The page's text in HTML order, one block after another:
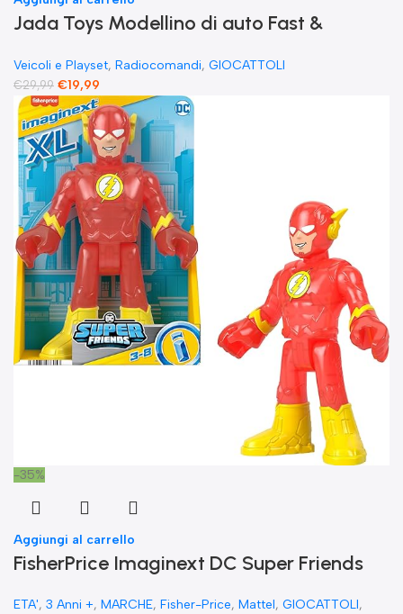
Jada Toys Modellino di auto Fast &
Dominique Toretto Dodge Charger 1:55
Veicoli e Playset, Radiocomandi, GIOCATTOLI
€29,99 €19,99
-35%
Aggiungi al carrello
FisherPrice Imaginext DC Super Friends
ETA', 3 Anni +, MARCHE, Fisher-Price, Mattel, GIOCATTOLI,